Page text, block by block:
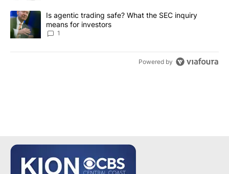
A trending article titled "Is agentic trading safe? What the SEC
Is agentic trading safe? What the SEC inquiry
means for investors
1
Powered by